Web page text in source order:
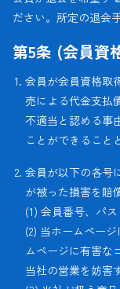
ださい。所定の退会
第5条 (会員資
会員が会員資格取
売による代金支払
不適当と認める事
ことができること
会員が以下の各号
が被った損害を賠
(1) 会員番号、パ
(2) 当ホームペー
ムページに有害な
当社の営業を妨害